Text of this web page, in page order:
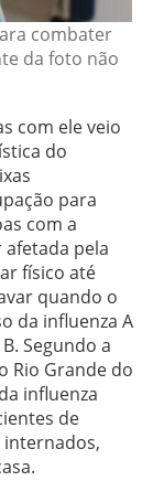
combater
da foto não
com ele veio
do
para
com a
pela
físico até
quando o
da influenza A
Segundo a
Rio Grande do
influenza
de
internados,